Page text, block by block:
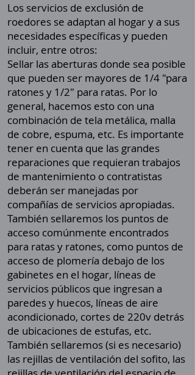
Los servicios de exclusión de
roedores se adaptan al hogar y a sus
necesidades específicas y pueden
incluir, entre otros:
Sellar las aberturas donde sea posible
que pueden ser mayores de 1/4 "para
ratones y 1/2" para ratas. Por lo
general, hacemos esto con una
combinación de tela metálica, malla
de cobre, espuma, etc. Es importante
tener en cuenta que las grandes
reparaciones que requieran trabajos
de mantenimiento o contratistas
deberán ser manejadas por
compañías de servicios apropiadas.
También sellaremos los puntos de
acceso comúnmente encontrados
para ratas y ratones, como puntos de
acceso de plomería debajo de los
gabinetes en el hogar, líneas de
servicios públicos que ingresan a
paredes y huecos, líneas de aire
acondicionado, cortes de 220v detrás
de ubicaciones de estufas, etc.
También sellaremos (si es necesario)
las rejillas de ventilación del sofito, las